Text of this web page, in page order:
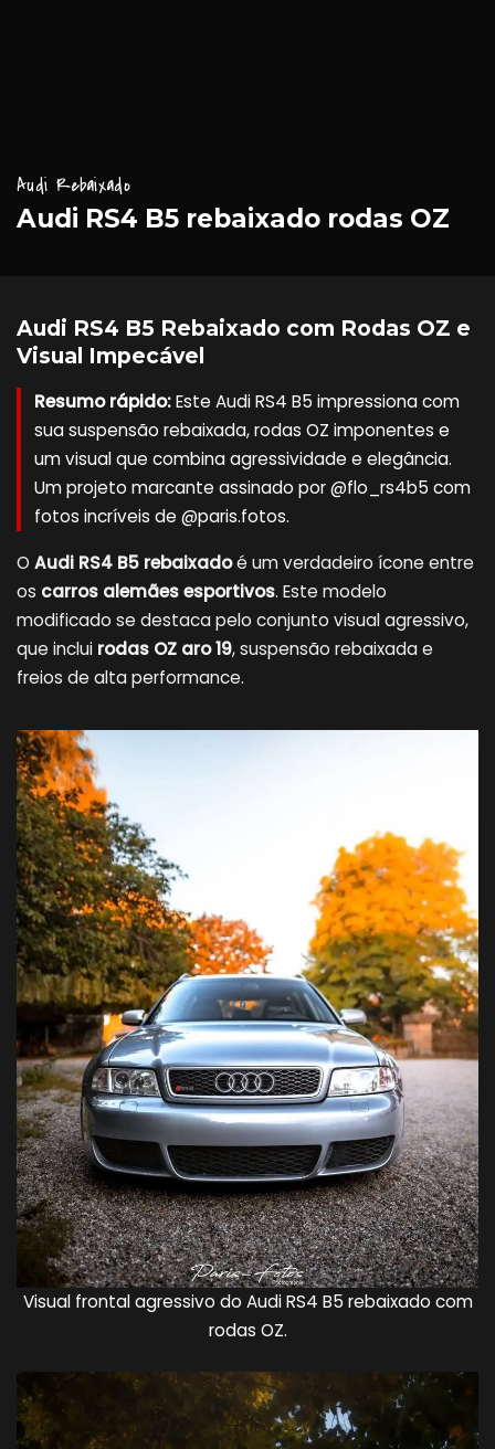
Audi Rebaixado
Audi RS4 B5 rebaixado rodas OZ
Audi RS4 B5 Rebaixado com Rodas OZ e
Visual Impecável
Resumo rápido:Este Audi RS4 B5 impressiona com
sua suspensão rebaixada, rodas OZ imponentes e
um visual que combina agressividade e elegância.
Um projeto marcante assinado por @flo_rs4b5 com
fotos incríveis de @paris.fotos.
O Audi RS4 B5 rebaixadoé um verdadeiro ícone entre
os carros alemães esportivos. Este modelo
modificado se destaca pelo conjunto visual agressivo,
que inclui rodas OZ aro 19, suspensão rebaixada e
freios de alta performance.
Visual frontal agressivo do Audi RS4 B5 rebaixado com
rodas OZ.